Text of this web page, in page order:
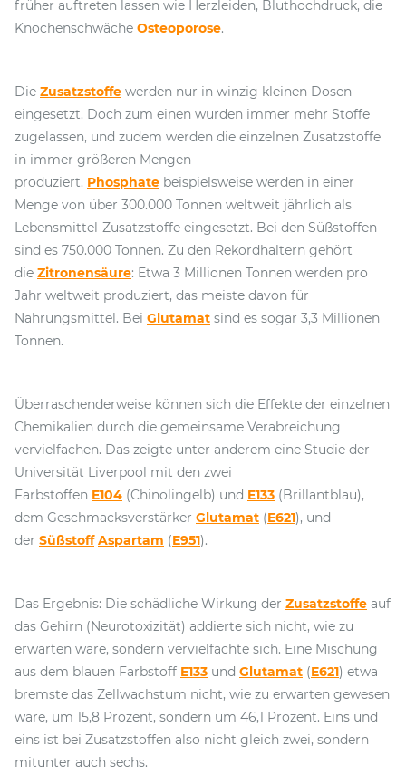
früher auftreten lassen wie Herzleiden, Bluthochdruck, die
Knochenschwäche Osteoporose.
Die Zusatzstoffe werden nur in winzig kleinen Dosen
eingesetzt. Doch zum einen wurden immer mehr Stoffe
zugelassen, und zudem werden die einzelnen Zusatzstoffe
in immer größeren Mengen
produziert. Phosphate beispielsweise werden in einer
Menge von über 300.000 Tonnen weltweit jährlich als
Lebensmittel-Zusatzstoffe eingesetzt. Bei den Süßstoffen
sind es 750.000 Tonnen. Zu den Rekordhaltern gehört
die Zitronensäure: Etwa 3 Millionen Tonnen werden pro
Jahr weltweit produziert, das meiste davon für
Nahrungsmittel. Bei Glutamat sind es sogar 3,3 Millionen
Tonnen.
Überraschenderweise können sich die Effekte der einzelnen
Chemikalien durch die gemeinsame Verabreichung
vervielfachen. Das zeigte unter anderem eine Studie der
Universität Liverpool mit den zwei
Farbstoffen E104 (Chinolingelb) und E133 (Brillantblau),
dem Geschmacksverstärker Glutamat (E621), und
der Süßstoff Aspartam (E951).
Das Ergebnis: Die schädliche Wirkung der Zusatzstoffe auf
das Gehirn (Neurotoxizität) addierte sich nicht, wie zu
erwarten wäre, sondern vervielfachte sich. Eine Mischung
aus dem blauen Farbstoff E133 und Glutamat (E621) etwa
bremste das Zellwachstum nicht, wie zu erwarten gewesen
wäre, um 15,8 Prozent, sondern um 46,1 Prozent. Eins und
eins ist bei Zusatzstoffen also nicht gleich zwei, sondern
mitunter auch sechs.